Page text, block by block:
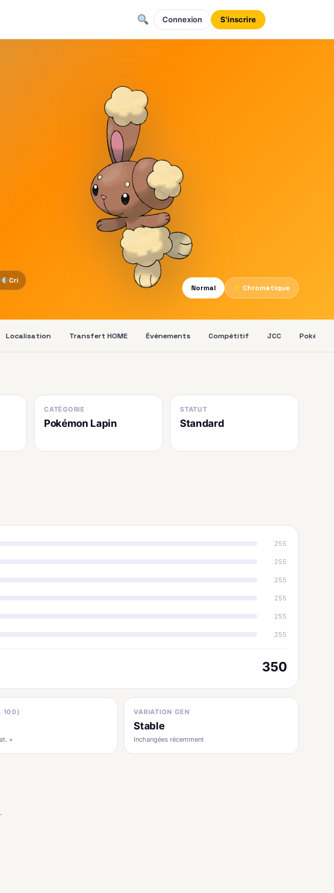
Connexion S'inscrire
Cri
Normal
★ Chromatique
Localisation Transfert HOME Événements Compétitif JCC Pokédex
CATÉGORIE
Pokémon Lapin
STATUT
Standard
255
255
255
255
255
255
350
100)
+
VARIATION GEN
Stable
Inchangées récemment